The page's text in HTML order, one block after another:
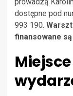
dostępne pod
993 190.
finansowane